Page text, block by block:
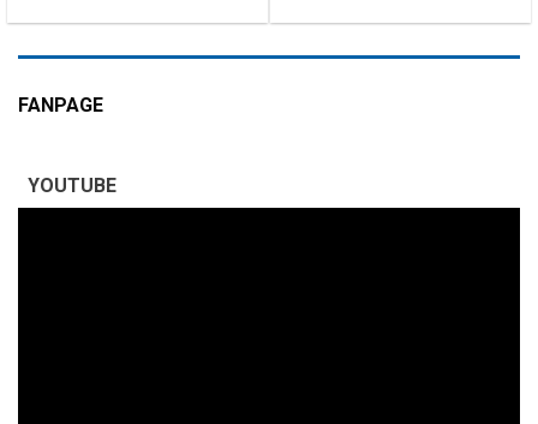
FANPAGE
YOUTUBE